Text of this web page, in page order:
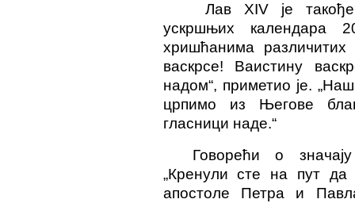
Лав XIV је
ускршњих календара
хришћанима различитих
васкрсе! Ваистину
надом“, приметио је.
црпимо из Његове
гласници наде.“
Говорећи о
„Кренули сте на пут
апостоле Петра и